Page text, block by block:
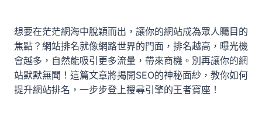
想要在茫茫網海中脫穎而出，讓你的網站成為眾人矚目的
焦點？網站排名就像網路世界的門面，排名越高，曝光機
會越多，自然能吸引更多流量，帶來商機。別再讓你的網
站默默無聞！這篇文章將揭開SEO的神秘面紗，教你如何
提升網站排名，一步步登上搜尋引擎的王者寶座！